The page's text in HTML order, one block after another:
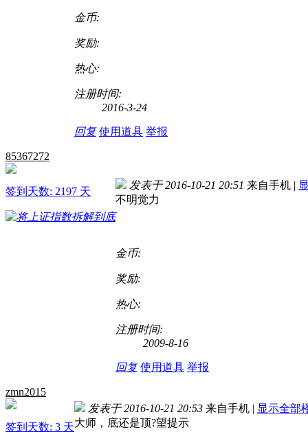
金币:
奖励:
热心:
注册时间:
2016-3-24
回复 使用道具 举报
85367272
签到天数: 2197 天
发表于 2016-10-21 20:51 来自手机 |
不明觉力
金币:
奖励:
热心:
注册时间:
2009-8-16
回复 使用道具 举报
zmn2015
签到天数: 3 天
发表于 2016-10-21 20:53 来自手机 | 显示全部
大师，底还是顶?望提示